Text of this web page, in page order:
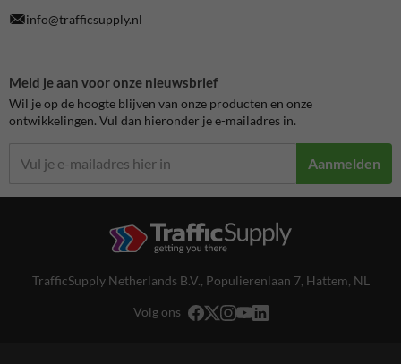
info@trafficsupply.nl
Meld je aan voor onze nieuwsbrief
Wil je op de hoogte blijven van onze producten en onze
ontwikkelingen. Vul dan hieronder je e-mailadres in.
Aanmelden
TrafficSupply Netherlands B.V., Populierenlaan 7, Hattem, NL
Volg ons